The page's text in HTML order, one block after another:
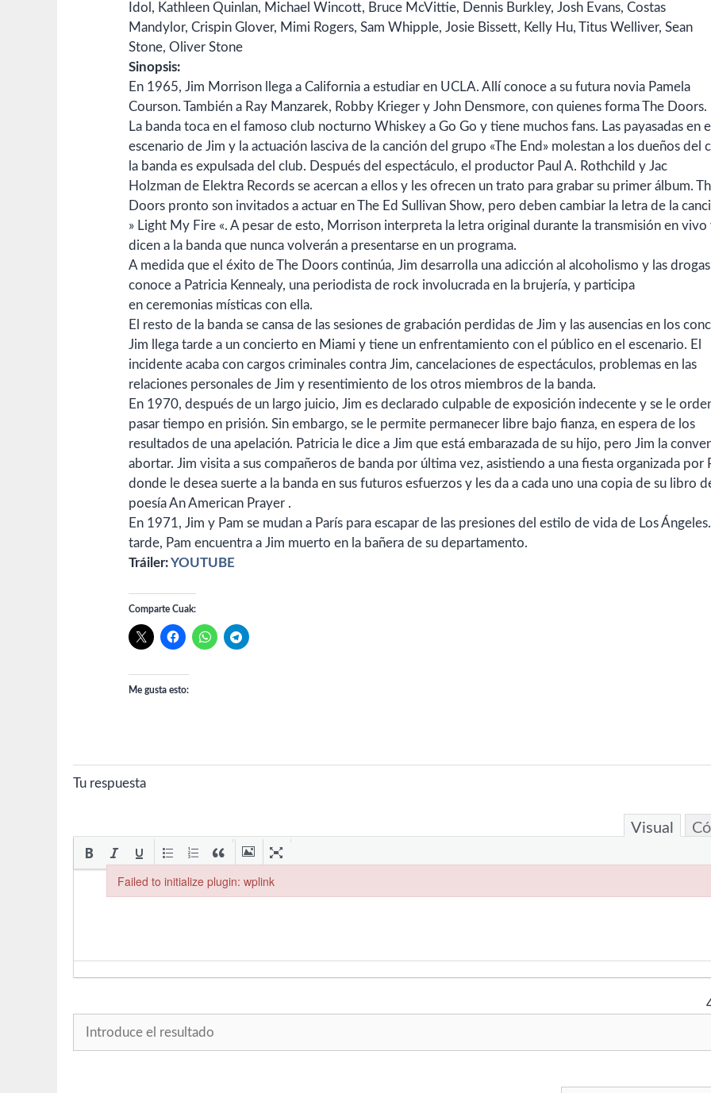
Idol, Kathleen Quinlan, Michael Wincott, Bruce McVittie, Dennis Burkley, Josh Evans, Costas
Mandylor, Crispin Glover, Mimi Rogers, Sam Whipple, Josie Bissett, Kelly Hu, Titus Welliver, Sean
Stone, Oliver Stone
Sinopsis:
En 1965, Jim Morrison llega a California a estudiar en UCLA. Allí conoce a su futura novia Pamela
Courson. También a Ray Manzarek, Robby Krieger y John Densmore, con quienes forma The Doors.
La banda toca en el famoso club nocturno Whiskey a Go Go y tiene muchos fans. Las payasadas en el
escenario de Jim y la actuación lasciva de la canción del grupo «The End» molestan a los dueños del
la banda es expulsada del club. Después del espectáculo, el productor Paul A. Rothchild y Jac
Holzman de Elektra Records se acercan a ellos y les ofrecen un trato para grabar su primer álbum.
Doors pronto son invitados a actuar en The Ed Sullivan Show, pero deben cambiar la letra de la
» Light My Fire «. A pesar de esto, Morrison interpreta la letra original durante la transmisión en vivo
dicen a la banda que nunca volverán a presentarse en un programa.
A medida que el éxito de The Doors continúa, Jim desarrolla una adicción al alcoholismo y las
conoce a Patricia Kennealy, una periodista de rock involucrada en la brujería, y participa
en ceremonias místicas con ella.
El resto de la banda se cansa de las sesiones de grabación perdidas de Jim y las ausencias en los
Jim llega tarde a un concierto en Miami y tiene un enfrentamiento con el público en el escenario. El
incidente acaba con cargos criminales contra Jim, cancelaciones de espectáculos, problemas en las
relaciones personales de Jim y resentimiento de los otros miembros de la banda.
En 1970, después de un largo juicio, Jim es declarado culpable de exposición indecente y se le
pasar tiempo en prisión. Sin embargo, se le permite permanecer libre bajo fianza, en espera de los
resultados de una apelación. Patricia le dice a Jim que está embarazada de su hijo, pero Jim la
abortar. Jim visita a sus compañeros de banda por última vez, asistiendo a una fiesta organizada por
donde le desea suerte a la banda en sus futuros esfuerzos y les da a cada uno una copia de su libro
poesíaAn American Prayer .
En 1971, Jim y Pam se mudan a París para escapar de las presiones del estilo de vida de Los
tarde, Pam encuentra a Jim muerto en la bañera de su departamento.
Tráiler:YOUTUBE
Comparte Cuak:
Me gusta esto:
Tu respuesta
Visual
Failed to initialize plugin: wplink
Failed to initialize plugin: wplink